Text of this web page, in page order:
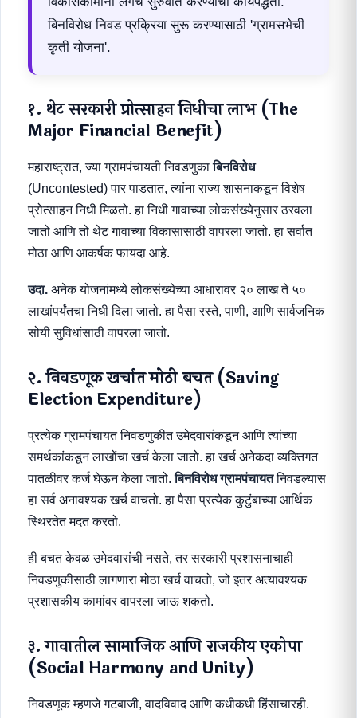
बिनविरोध निवड प्रक्रिया सुरू करण्यासाठी 'ग्रामसभेची
कृती योजना'.
१. थेट सरकारी प्रोत्साहन निधीचा लाभ (The
Major Financial Benefit)
महाराष्ट्रात, ज्या ग्रामपंचायती निवडणुकाबिनविरोध
(Uncontested) पार पाडतात, त्यांना राज्य शासनाकडून विशेष
प्रोत्साहन निधी मिळतो. हा निधी गावाच्या लोकसंख्येनुसार ठरवला
जातो आणि तो थेट गावाच्या विकासासाठी वापरला जातो. हा सर्वात
मोठा आणि आकर्षक फायदा आहे.
उदा. अनेक योजनांमध्ये लोकसंख्येच्या आधारावर २० लाख ते ५०
लाखांपर्यंतचा निधी दिला जातो. हा पैसा रस्ते, पाणी, आणि सार्वजनिक
सोयी सुविधांसाठी वापरला जातो.
२. निवडणूक खर्चात मोठी बचत (Saving
Election Expenditure)
प्रत्येक ग्रामपंचायत निवडणुकीत उमेदवारांकडून आणि त्यांच्या
समर्थकांकडून लाखोंचा खर्च केला जातो. हा खर्च अनेकदा व्यक्तिगत
पातळीवर कर्ज घेऊन केला जातो.बिनविरोध ग्रामपंचायतनिवडल्यास
हा सर्व अनावश्यक खर्च वाचतो. हा पैसा प्रत्येक कुटुंबाच्या आर्थिक
स्थिरतेत मदत करतो.
ही बचत केवळ उमेदवारांची नसते, तर सरकारी प्रशासनाचाही
निवडणुकीसाठी लागणारा मोठा खर्च वाचतो, जो इतर अत्यावश्यक
प्रशासकीय कामांवर वापरला जाऊ शकतो.
३. गावातील सामाजिक आणि राजकीय एकोपा
(Social Harmony and Unity)
निवडणूक म्हणजे गटबाजी, वादविवाद आणि कधीकधी हिंसाचारही.